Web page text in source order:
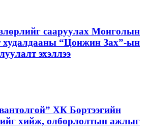
сааруулах Монголын
худалдааны “Цонжин Зах”-ын
эхэллээ
ХК Бортээгийн
хийж, олборлолтын ажлыг